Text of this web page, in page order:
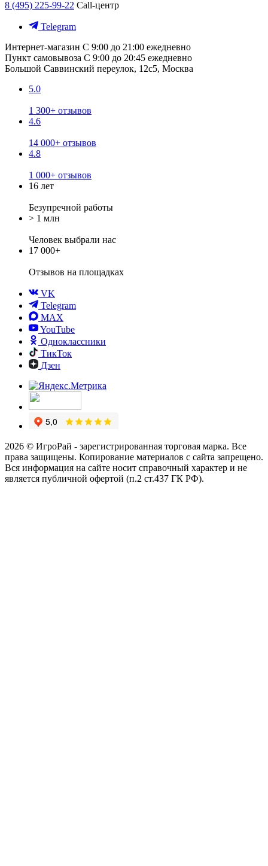
8 (495) 225-99-22 Call-центр
Telegram
Интернет-магазин С 9:00 до 21:00 ежедневно
Пункт самовывоза С 9:00 до 20:45 ежедневно
Большой Саввинский переулок, 12с5, Москва
5.0
1 300+ отзывов
4.6
14 000+ отзывов
4.8
1 000+ отзывов
16 лет
Безупречной работы
> 1 млн
Человек выбрали нас
17 000+
Отзывов на площадках
VK
Telegram
MAX
YouTube
Одноклассники
ТикТок
Дзен
2026 © ИгроРай - зарегистрированная торговая марка. Все
права защищены. Копирование материалов с сайта запрещено.
Вся информация на сайте носит справочный характер и не
является публичной офертой (п.2 ст.437 ГК РФ).